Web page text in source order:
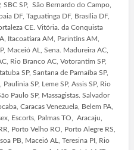
SBC SP, São Bernardo do Campo,
DF, Taguatinga DF, Brasília DF,
CE. Vitória. da Conquista
Itacoatiara AM, Parintins AM,
Maceió AL, Sena. Madureira AC,
Rio Branco AC, Votorantim SP,
SP, Santana de Parnaíba SP,
SP, Leme SP, Assis SP, Rio
Paulo SP, Massagistas. Salvador
Caracas Venezuela, Belem PA,
Escorts, Palmas TO, Aracaju,
Porto Velho RO, Porto Alegre RS,
PB, Maceió AL, Teresina PI, Rio